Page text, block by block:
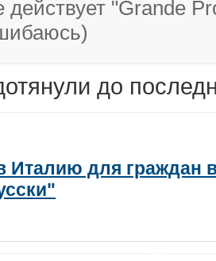
действует "Grande
до
Италию для граждан